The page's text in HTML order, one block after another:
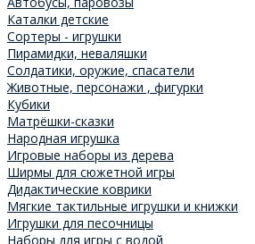
Каталки детские
Сортеры - игрушки
Пирамидки, неваляшки
Солдатики, оружие, спасатели
Животные, персонажи , фигурки
Кубики
Матрёшки-сказки
Народная игрушка
Игровые наборы из дерева
Ширмы для сюжетной игры
Дидактические коврики
Мягкие тактильные игрушки и книжки
Игрушки для песочницы
Наборы для игры с водой